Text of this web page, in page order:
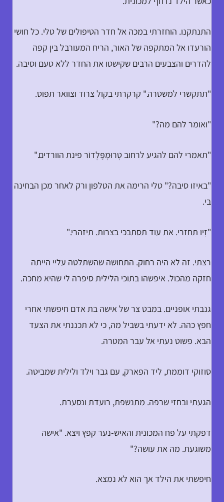
התנתקנו. הוחזרתי במכה אל חדר הטיפולים של טלי. כל חושי
הורעדו אל המתקפה של האור, הריח המעורבל בין קפה
להדרים והצבעים הרבים שקישטו את החדר ללא טעם וסיבה.
"תתקשרי למשטרה." קרקרתי בקול צרוד וצוואר תפוס.
"ואומר להם מה?"
"תאמרי להם להגיע לרחוב טְרוּמְפֶּלְדוֹר פינת הוורדים."
"באיזו סיבה?" טלי הרימה את הטלפון ורק לאחר מכן הבחינה
בי.
"זִיו תחזרי. את עוד תסתבכי בצרות. תיזהרי."
רצתי. זה לא היה רחוק. התחושה שהשתלטה עליי הייתה
חזקה מהכול. איפשהו בתוכי הלילית סיפרה לי שהיא מחכה.
גנבתי אופניים. במבט צר של אישה בת אדם חיפשתי אחרי
חפץ כהה. לא ידעתי בשביל מה, כי לא תכננתי את הצעד
הבא. פשוט נעתי אל עבר המטרה.
סוזוקי דוממת, ליד הפארק, עם גבר וילד ולילית שמביטה.
הגעתי ובחזי שרפה. מתנשפת, רועדת ונסערת.
דפקתי על פח המכונית והאיש-נער קפץ ויצא. "אישה
משוגעת. מה את עושה?"
חיפשתי את הילד אך הוא לא נמצא.